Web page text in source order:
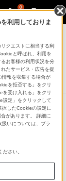
0
い
調整して出力
利用しておりま
クエストに相当する利
と呼ばれ、利用を
お客様の利用状況を分
たサービス・広告を提
報を収集する場合が
を拒否する」をクリ
を受け入れる」をクリ
設定」をクリックして
択したCookieの設定に
があります。 詳細に
いについては、プラ
ださい。